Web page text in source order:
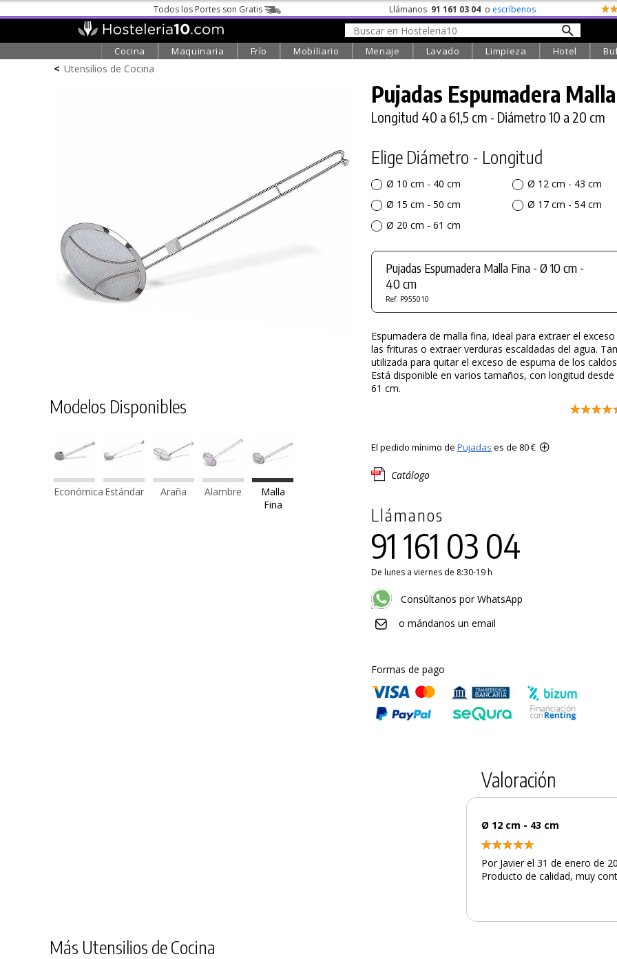
Todos los Portes son Gratis Llámanos 91 161 03 04 o escríbenos
Cocina Maquinaria Frío Mobiliario Menaje Lavado Limpieza Hotel
< Utensilios de Cocina
PRODUCTO AÑADIDO AL CARRITO
Modelos Disponibles
Económica Estándar Araña Alambre
Malla
Fina
Pujadas Espumadera
Longitud 40 a 61,5 cm - Diámetro 10 a 20 cm
Elige Diámetro - Longitud
Ø 10 cm - 40 cm
Ø 12 cm - 43 cm
Ø 15 cm - 50 cm
Ø 17 cm - 54 cm
Ø 20 cm - 61 cm
Pujadas Espumadera Malla Fina - Ø 10 cm -
40 cm
Ref. P955010
Espumadera de malla fina, ideal para extraer el
las frituras o extraer verduras escaldadas del agua.
utilizada para quitar el exceso de espuma de los
Está disponible en varios tamaños, con longitud desde
61 cm.
El pedido mínimo de Pujadas es de 80 €
Catálogo
Llámanos
91 161 03 04
De lunes a viernes de 8:30-19 h
Consúltanos por WhatsApp
o mándanos un email
Formas de pago
Valoración
Ø 12 cm - 43 cm
Por Javier el 31 de enero de
Producto de calidad, muy
Más Utensilios de Cocina